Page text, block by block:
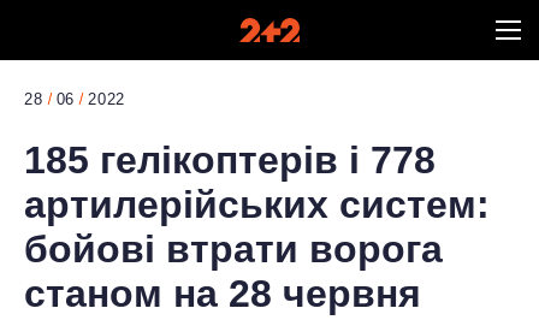
28 06 2022
185 гелікоптерів і 778
артилерійських систем:
бойові втрати ворога
станом на 28 червня